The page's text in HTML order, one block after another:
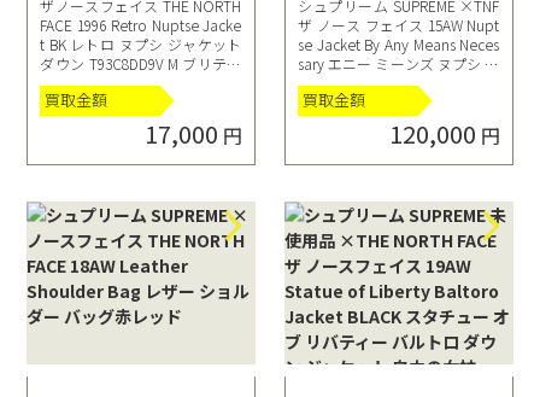
ザノースフェイス THE NORTH
FACE 1996 Retro Nuptse Jacke
t BK レトロ ヌプシ ジャケット
ダウン T93C8DD9V M ブリティ
ッシュカーキ
買取金額
17,000 円
シュプリーム SUPREME ×TNF
ザ ノース フェイス 15AW Nupt
se Jacket By Any Means Neces
sary エニー ミーンズ ヌプシ ダ
ウン ジャケット ND51551I M 赤
レッド
買取金額
120,000 円